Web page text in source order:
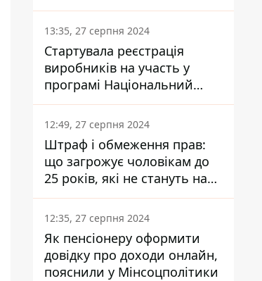
13:35, 27 серпня 2024
Стартувала реєстрація
виробників на участь у
програмі Національний
кешбек: як це зробити
через портал Дія
12:49, 27 серпня 2024
Штраф і обмеження прав:
що загрожує чоловікам до
25 років, які не стануть на
військовий облік
12:35, 27 серпня 2024
Як пенсіонеру оформити
довідку про доходи онлайн,
пояснили у Мінсоцполітики